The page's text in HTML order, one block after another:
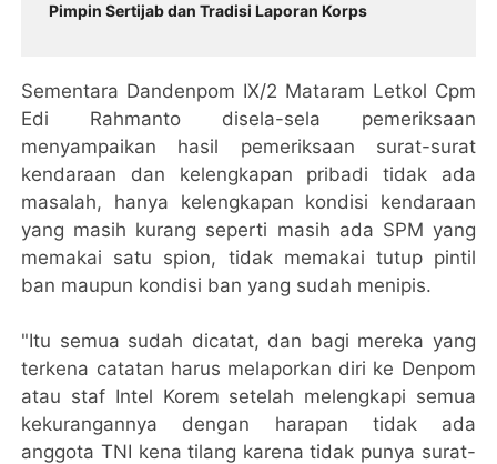
Pimpin Sertijab dan Tradisi Laporan Korps
Sementara Dandenpom IX/2 Mataram Letkol Cpm
Edi Rahmanto disela-sela pemeriksaan
menyampaikan hasil pemeriksaan surat-surat
kendaraan dan kelengkapan pribadi tidak ada
masalah, hanya kelengkapan kondisi kendaraan
yang masih kurang seperti masih ada SPM yang
memakai satu spion, tidak memakai tutup pintil
ban maupun kondisi ban yang sudah menipis.
"Itu semua sudah dicatat, dan bagi mereka yang
terkena catatan harus melaporkan diri ke Denpom
atau staf Intel Korem setelah melengkapi semua
kekurangannya dengan harapan tidak ada
anggota TNI kena tilang karena tidak punya surat-